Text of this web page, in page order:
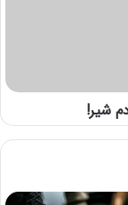
شیر!